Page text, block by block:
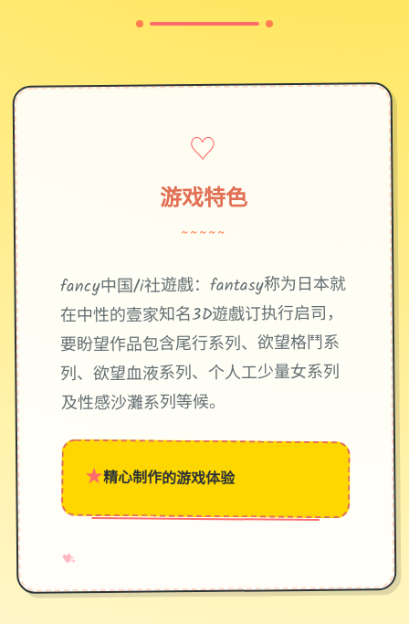
♡
游戏特色
~~~~~
fancy中国/i社遊戲：fantasy称为日本就
在中性的壹家知名3D遊戲订执行启司，
要盼望作品包含尾行系列、欲望格鬥系
列、欲望血液系列、个人工少量女系列
及性感沙灘系列等候。
★精心制作的游戏体验
♥
✧
→